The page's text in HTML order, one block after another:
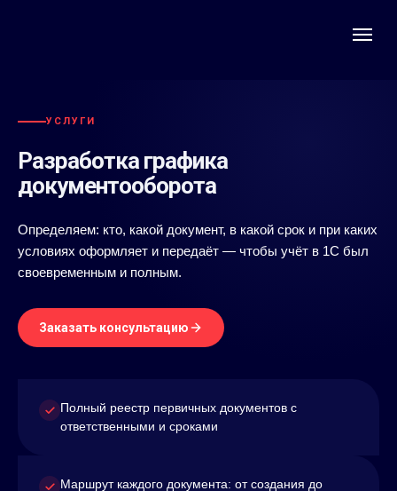
УСЛУГИ
Разработка графика
документооборота
Определяем: кто, какой документ, в какой срок и при каких
условиях оформляет и передаёт — чтобы учёт в 1С был
своевременным и полным.
Заказать консультацию
Полный реестр первичных документов с
ответственными и сроками
Маршрут каждого документа: от создания до